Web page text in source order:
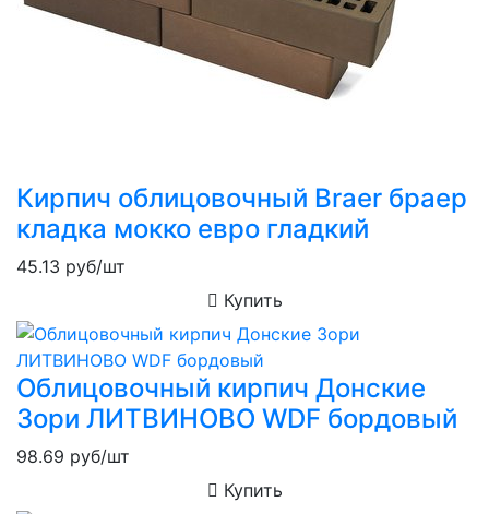
Кирпич облицовочный Braer браер
кладка мокко евро гладкий
45.13 руб/шт
Купить
Облицовочный кирпич Донские
Зори ЛИТВИНОВО WDF бордовый
98.69 руб/шт
Купить